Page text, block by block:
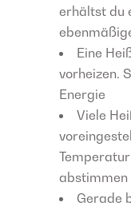
erhältst du
Eine
vorheizen.
Energie
Viele
abstimmen
Gerade